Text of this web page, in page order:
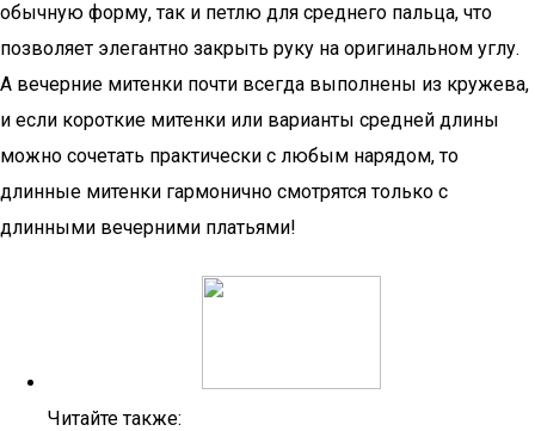
обычную форму, так и петлю для среднего пальца, что
позволяет элегантно закрыть руку на оригинальном углу.
А вечерние митенки почти всегда выполнены из кружева,
и если короткие митенки или варианты средней длины
можно сочетать практически с любым нарядом, то
длинные митенки гармонично смотрятся только с
длинными вечерними платьями!
Читайте также: